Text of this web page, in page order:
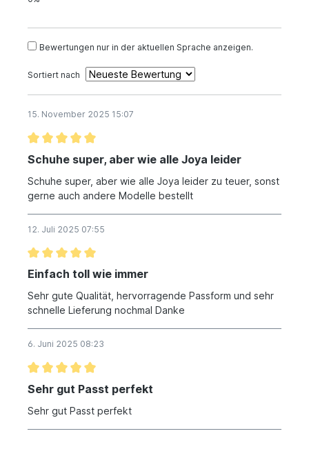
Bewertungen nur in der aktuellen Sprache anzeigen.
Sortiert nach
15. November 2025 15:07
Schuhe super, aber wie alle Joya leider
Schuhe super, aber wie alle Joya leider zu teuer, sonst
gerne auch andere Modelle bestellt
12. Juli 2025 07:55
Einfach toll wie immer
Sehr gute Qualität, hervorragende Passform und sehr
schnelle Lieferung nochmal Danke
6. Juni 2025 08:23
Sehr gut Passt perfekt
Sehr gut Passt perfekt